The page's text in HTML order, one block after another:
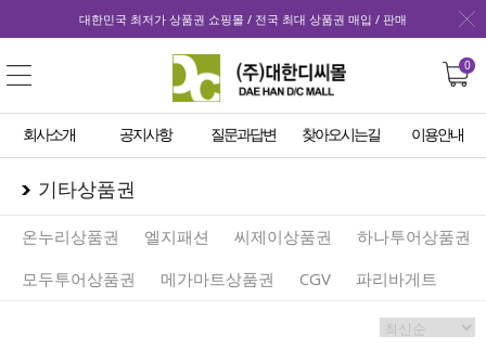
대한민국 최저가 상품권 쇼핑몰 / 전국 최대 상품권 매입 / 판매
0
회사소개 공지사항 질문과답변 찾아오시는길 이용안내
기타상품권
온누리상품권 엘지패션 씨제이상품권
하나투어상품권
모두투어상품권
메가마트상품권 CGV 파리바게트